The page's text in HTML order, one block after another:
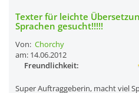
Texter für leichte
Sprachen gesucht!!!!!
Von: Chorchy
am: 14.06.2012
Freundlichkeit:
Super Auftraggeberin, macht viel